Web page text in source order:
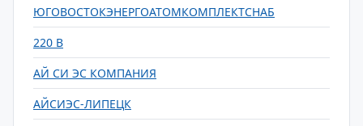
ЮГОВОСТОКЭНЕРГОАТОМКОМПЛЕКТСНАБ
220 В
АЙ СИ ЭС КОМПАНИЯ
АЙСИЭС-ЛИПЕЦК